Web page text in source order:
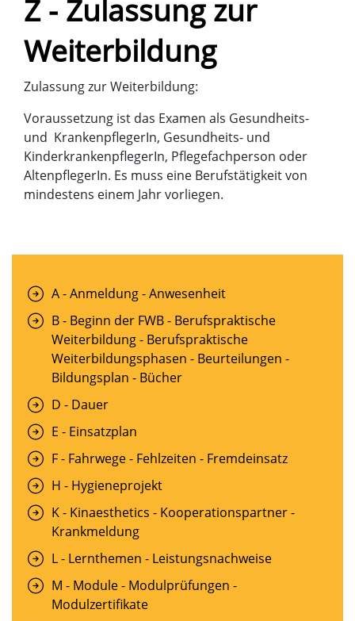
Z - Zulassung zur
Weiterbildung
Zulassung zur Weiterbildung:
Voraussetzung ist das Examen als Gesundheits-
und KrankenpflegerIn, Gesundheits- und
KinderkrankenpflegerIn, Pflegefachperson oder
AltenpflegerIn. Es muss eine Berufstätigkeit von
mindestens einem Jahr vorliegen.
A - Anmeldung - Anwesenheit
B - Beginn der FWB - Berufspraktische
Weiterbildung - Berufspraktische
Weiterbildungsphasen - Beurteilungen -
Bildungsplan - Bücher
D - Dauer
E - Einsatzplan
F - Fahrwege - Fehlzeiten - Fremdeinsatz
H - Hygieneprojekt
K - Kinaesthetics - Kooperationspartner -
Krankmeldung
L - Lernthemen - Leistungsnachweise
M - Module - Modulprüfungen -
Modulzertifikate